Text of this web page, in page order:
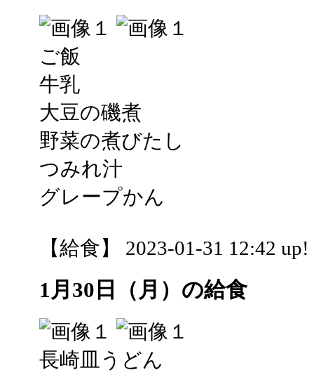
ご飯
牛乳
大豆の磯煮
野菜の煮びたし
つみれ汁
グレープかん
【給食】 2023-01-31 12:42 up!
1月30日（月）の給食
長崎皿うどん